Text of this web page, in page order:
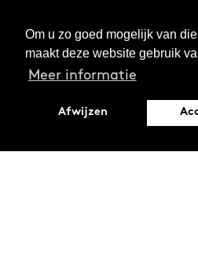
Om u zo goed mogelijk van
maakt deze website gebruik
Meer informatie
Afwijzen